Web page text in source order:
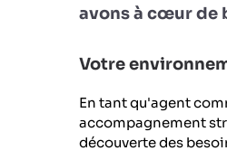
avons à cœur de
Votre
En tant qu'agent
accompagnement
découverte des